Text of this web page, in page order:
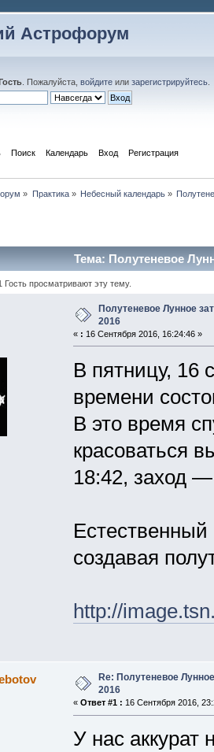
Астрофорум
. Пожалуйста, войдите или зарегистрируйтесь
Поиск Календарь Вход Регистрация
» Практика» Небесный календарь»
Тема: Полутеневое
Гость просматривают эту тему.
Полутеневое Лунное
2016
« : 16 Сентября 2016, 16:24:46 »
В пятницу, 16
времени
В это время
красоваться
18:42, заход
Естественный
создавая
http://
Re: Полутеневое
2016
« Ответ #1 : 16 Сентября 2016,
У нас аккурат